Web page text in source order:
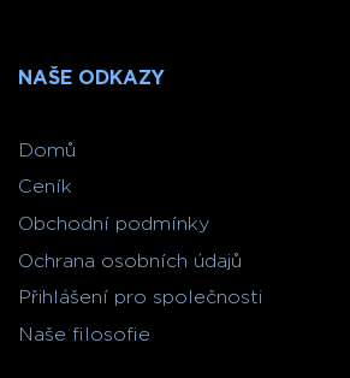
NAŠE ODKAZY
Domů
Ceník
Obchodní podmínky
Ochrana osobních údajů
Přihlášení pro společnosti
Naše filosofie